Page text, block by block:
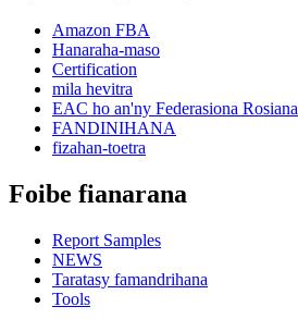
Amazon FBA
Hanaraha-maso
Certification
mila hevitra
EAC ho an'ny Federasiona Rosiana
FANDINIHANA
fizahan-toetra
Foibe fianarana
Report Samples
NEWS
Taratasy famandrihana
Tools